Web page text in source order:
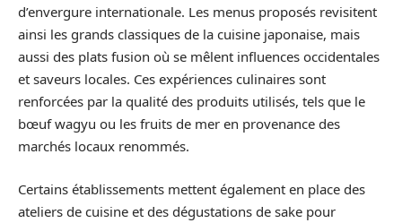
d’envergure internationale. Les menus proposés revisitent
ainsi les grands classiques de la cuisine japonaise, mais
aussi des plats fusion où se mêlent influences occidentales
et saveurs locales. Ces expériences culinaires sont
renforcées par la qualité des produits utilisés, tels que le
bœuf wagyu ou les fruits de mer en provenance des
marchés locaux renommés.
Certains établissements mettent également en place des
ateliers de cuisine et des dégustations de sake pour